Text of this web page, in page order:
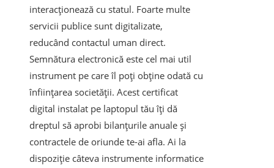
interacționează cu statul. Foarte multe
servicii publice sunt digitalizate,
reducând contactul uman direct.
Semnătura electronică este cel mai util
instrument pe care îl poți obține odată cu
înființarea societății. Acest certificat
digital instalat pe laptopul tău îți dă
dreptul să aprobi bilanțurile anuale și
contractele de oriunde te-ai afla. Ai la
dispoziție câteva instrumente informatice